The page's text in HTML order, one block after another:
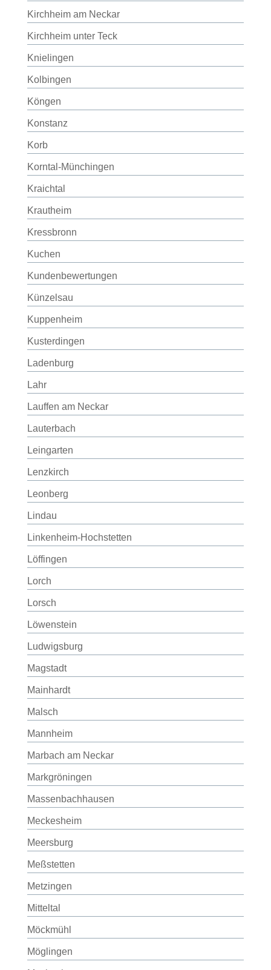
Kirchheim am Neckar
Kirchheim unter Teck
Knielingen
Kolbingen
Köngen
Konstanz
Korb
Korntal-Münchingen
Kraichtal
Krautheim
Kressbronn
Kuchen
Kundenbewertungen
Künzelsau
Kuppenheim
Kusterdingen
Ladenburg
Lahr
Lauffen am Neckar
Lauterbach
Leingarten
Lenzkirch
Leonberg
Lindau
Linkenheim-Hochstetten
Löffingen
Lorch
Lorsch
Löwenstein
Ludwigsburg
Magstadt
Mainhardt
Malsch
Mannheim
Marbach am Neckar
Markgröningen
Massenbachhausen
Meckesheim
Meersburg
Meßstetten
Metzingen
Mitteltal
Möckmühl
Möglingen